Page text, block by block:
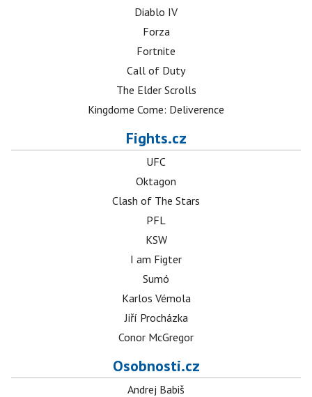
Diablo IV
Forza
Fortnite
Call of Duty
The Elder Scrolls
Kingdome Come: Deliverence
Fights.cz
UFC
Oktagon
Clash of The Stars
PFL
KSW
I am Figter
Sumó
Karlos Vémola
Jiří Procházka
Conor McGregor
Osobnosti.cz
Andrej Babiš